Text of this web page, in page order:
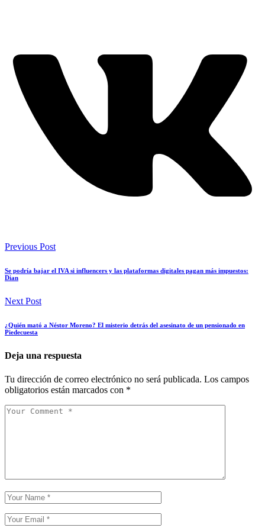
Previous Post
Se podría bajar el IVA si influencers y las plataformas digitales pagan más impuestos:
Dian
Next Post
¿Quién mató a Néstor Moreno? El misterio detrás del asesinato de un pensionado en
Piedecuesta
Deja una respuesta
Tu dirección de correo electrónico no será publicada. Los campos
obligatorios están marcados con *